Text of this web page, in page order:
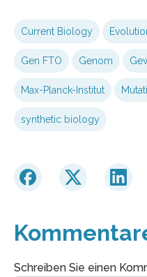
Current Biology
Gen FTO Genom
Max-Planck-Institut
synthetic biology
Schreiben Sie einen